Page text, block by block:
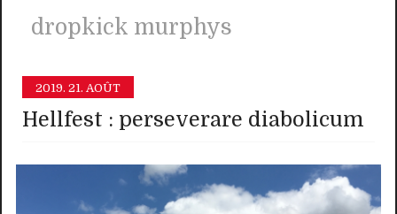
dropkick murphys
2019. 21. AOÛT
Hellfest : perseverare diabolicum